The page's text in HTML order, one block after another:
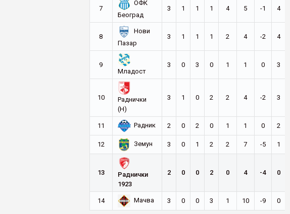
7
ОФК
Београд
3 1 1 1 4 5 -1 4
8
Нови
Пазар
3 1 1 1 2 4 -2 4
9
Младост
3 0 3 0 1 1 0 3
10
Раднички
(Н)
3 1 0 2 2 4 -2 3
11 Радник 2 0 2 0 1 1 0 2
12 Земун 3 0 1 2 2 7 -5 1
13
Раднички
1923
2 0 0 2 0 4 -4 0
14 Мачва 3 0 0 3 1 10 -9 0